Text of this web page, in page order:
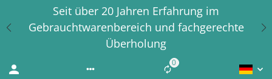
Seit über 20 Jahren Erfahrung im
Gebrauchtwarenbereich und fachgerechte
Überholung
0Liste ist leer